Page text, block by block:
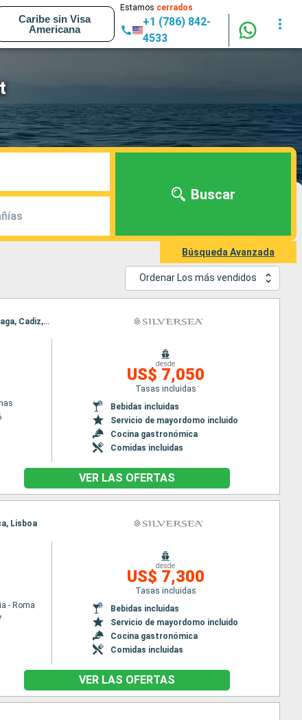
Caribe sin Visa
Americana
Estamos cerrados
+1 (786) 842-
4533
Buscar
Búsqueda Avanzada
Ordenar Los más vendidos
Itinerario : El Pireo Atenas, Nafplio, souda Bay, La Valetta, Trapani, Tunez, Cagliari, Cartagena, Malaga, Cadiz, Lisboa
desde
US$ 7,050
Tasas incluidas
Bebidas incluidas
Servicio de mayordomo incluido
Cocina gastronómica
Comidas incluidas
VER LAS OFERTAS
Lisboa
- Roma
desde
US$ 7,300
Tasas incluidas
Bebidas incluidas
Servicio de mayordomo incluido
Cocina gastronómica
Comidas incluidas
VER LAS OFERTAS